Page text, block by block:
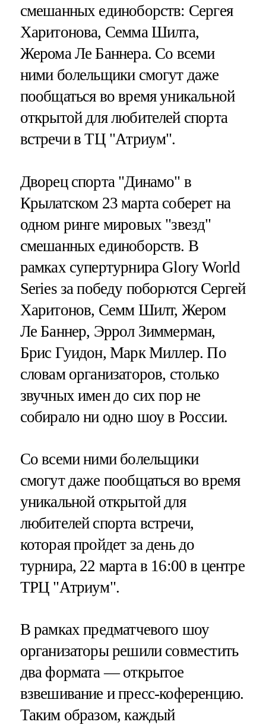
смешанных единоборств: Сергея
Харитонова, Семма Шилта,
Жерома Ле Баннера. Со всеми
ними болельщики смогут даже
пообщаться во время уникальной
открытой для любителей спорта
встречи в ТЦ "Атриум".
Дворец спорта "Динамо" в
Крылатском 23 марта соберет на
одном ринге мировых "звезд"
смешанных единоборств. В
рамках супертурнира Glory World
Series за победу поборются Сергей
Харитонов, Семм Шилт, Жером
Ле Баннер, Эррол Зиммерман,
Брис Гуидон, Марк Миллер. По
словам организаторов, столько
звучных имен до сих пор не
собирало ни одно шоу в России.
Со всеми ними болельщики
смогут даже пообщаться во время
уникальной открытой для
любителей спорта встречи,
которая пройдет за день до
турнира, 22 марта в 16:00 в центре
ТРЦ "Атриум".
В рамках предматчевого шоу
организаторы решили совместить
два формата — открытое
взвешивание и пресс-коференцию.
Таким образом, каждый